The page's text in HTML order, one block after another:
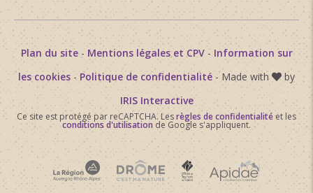
Plan du site- Mentions légales et CPV- Information sur
les cookies - Politique de confidentialité - Made with
by
IRIS Interactive
Ce site est protégé par reCAPTCHA. Lesrègles de confidentialitéet les
conditions d'utilisation de Google s'appliquent.